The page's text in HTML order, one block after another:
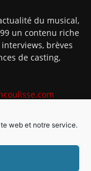
web et notre service.
du musical,
un contenu riche
brèves
de casting,